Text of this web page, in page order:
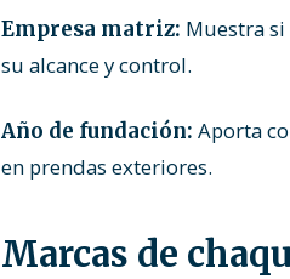
Empresa matriz: Muestra
su alcance y control.
Año de fundación: Aporta
en prendas exteriores.
Marcas de